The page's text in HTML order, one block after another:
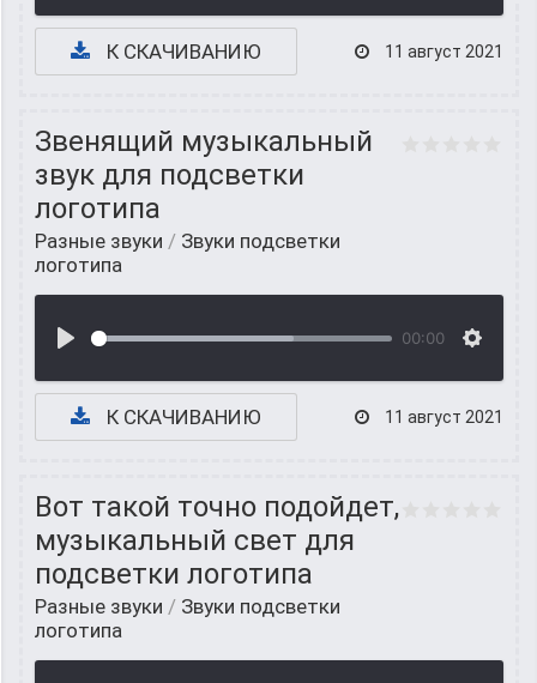
К СКАЧИВАНИЮ 11 август 2021
Звенящий музыкальный
звук для подсветки
логотипа
Разные звуки / Звуки подсветки
логотипа
00:00
К СКАЧИВАНИЮ 11 август 2021
Вот такой точно подойдет,
музыкальный свет для
подсветки логотипа
Разные звуки / Звуки подсветки
логотипа